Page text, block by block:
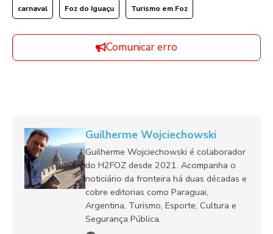
carnaval Foz do Iguaçu Turismo em Foz
Comunicar erro
Guilherme Wojciechowski
Guilherme Wojciechowski é colaborador
do H2FOZ desde 2021. Acompanha o
noticiário da fronteira há duas décadas e
cobre editorias como Paraguai,
Argentina, Turismo, Esporte, Cultura e
Segurança Pública.